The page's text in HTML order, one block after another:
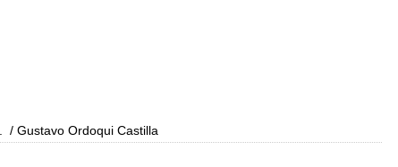
/ Gustavo Ordoqui Castilla